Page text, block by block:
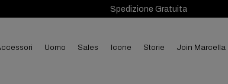
Spedizione Gratuita
accessori uomo sales Icone Storie Join Marcella